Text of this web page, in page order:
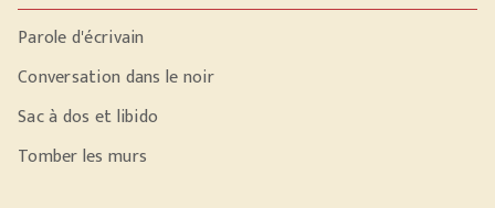
Parole d'écrivain
Conversation dans le noir
Sac à dos et libido
Tomber les murs